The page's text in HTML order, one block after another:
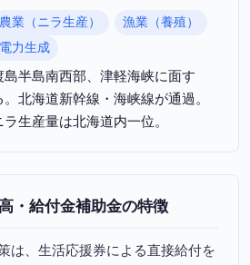
農業（ニラ生産）
漁業（養殖）
電力生成
島半島南西部、津軽海峡に面す
。北海道新幹線・海峡線が通過。
ラ生産量は北海道内一位。
・給付金補助金の特徴
は、生活応援券による直接給付を